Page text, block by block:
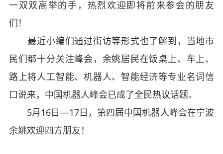
一双双高举的手，热烈欢迎即将前来参会的朋友
们！
最近小编们通过街访等形式也了解到，当地市
民们都十分关注峰会，余姚居民在饭桌上、车上、
路上将人工智能、机器人、智能经济等专业名词信
口说来，中国机器人峰会已成了全民热议话题。
5月16日—17日，第四届中国机器人峰会在宁波
余姚欢迎四方朋友！